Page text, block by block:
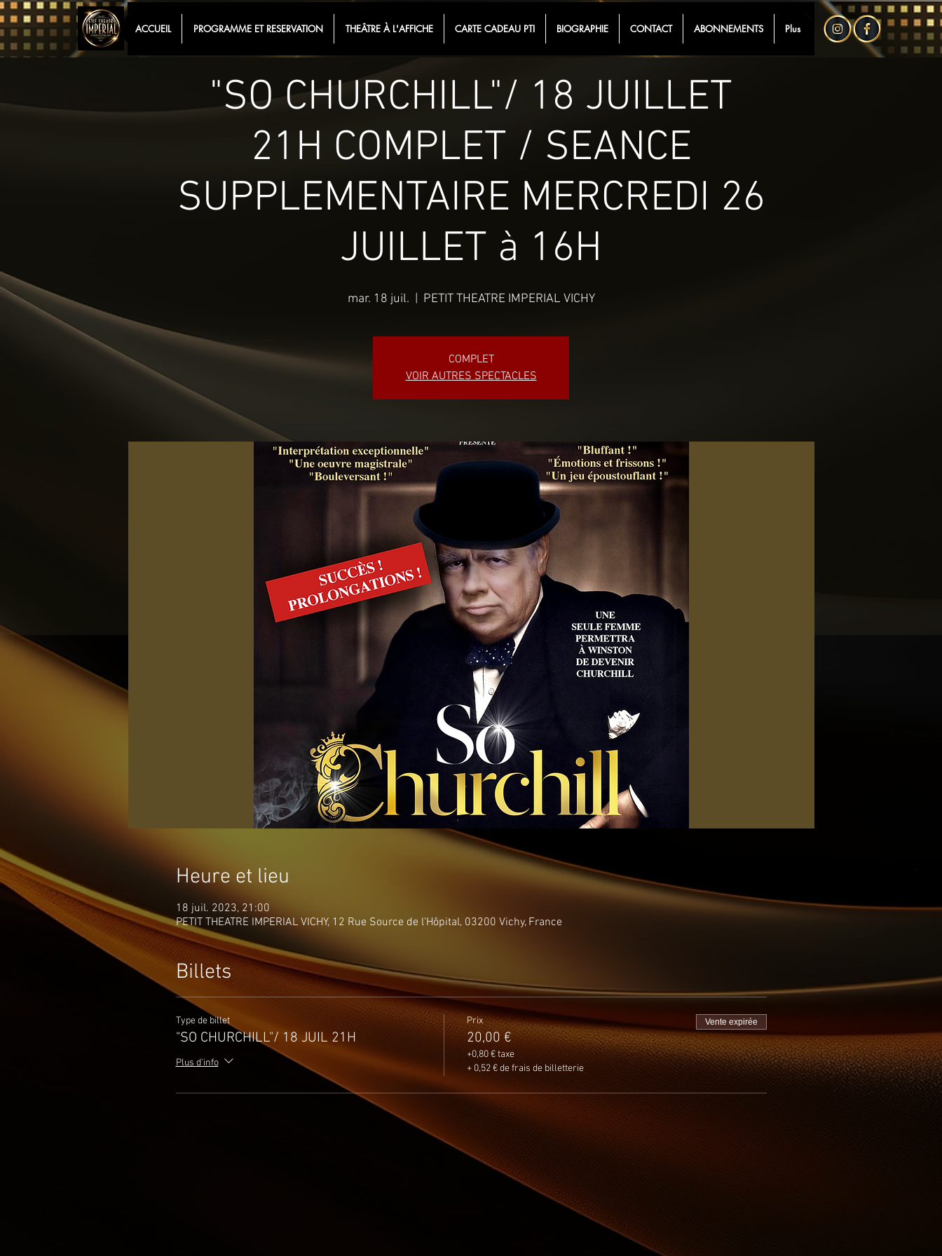
ACCUEIL PROGRAMME ET RESERVATION THEÂTRE À L'AFFICHE CARTE CADEAU PTI BIOGRAPHIE CONTACT ABONNEMENTS Plus
"SO CHURCHILL"/ 18 JUILLET
21H COMPLET / SEANCE
SUPPLEMENTAIRE MERCREDI 26
JUILLET à 16H
mar. 18 juil. PETIT THEATRE IMPERIAL VICHY
COMPLET
VOIR AUTRES SPECTACLES
Heure et lieu
18 juil. 2023, 21:00
PETIT THEATRE IMPERIAL VICHY, 12 Rue Source de l'Hôpital, 03200 Vichy, France
Billets
Type de billet
"SO CHURCHILL"/ 18 JUIL 21H
Plus d'info
Prix
20,00 €
+0,80 € taxe
+ 0,52 € de frais de billetterie
Vente expirée